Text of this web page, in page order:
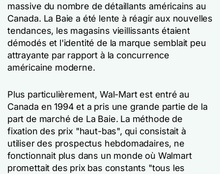
massive du nombre de détaillants américains au
Canada. La Baie a été lente à réagir aux nouvelles
tendances, les magasins vieillissants étaient
démodés et l'identité de la marque semblait peu
attrayante par rapport à la concurrence
américaine moderne.
Plus particulièrement, Wal-Mart est entré au
Canada en 1994 et a pris une grande partie de la
part de marché de La Baie. La méthode de
fixation des prix "haut-bas", qui consistait à
utiliser des prospectus hebdomadaires, ne
fonctionnait plus dans un monde où Walmart
promettait des prix bas constants "tous les